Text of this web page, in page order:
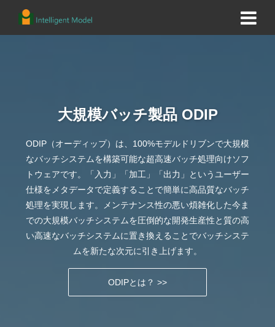
大規模バッチ製品 ODIP
ODIP（オーディップ）は、100%モデルドリブンで大規模
なバッチシステムを構築可能な超高速バッチ処理向けソフ
トウェアです。「入力」「加工」「出力」というユーザー
仕様をメタデータで定義することで簡単に高品質なバッチ
処理を実現します。メンテナンス性の悪い煩雑化した今ま
での大規模バッチシステムを圧倒的な開発生産性と質の高
い高速なバッチシステムに置き換えることでバッチシステ
ムを新たな次元に引き上げます。
ODIPとは？ >>